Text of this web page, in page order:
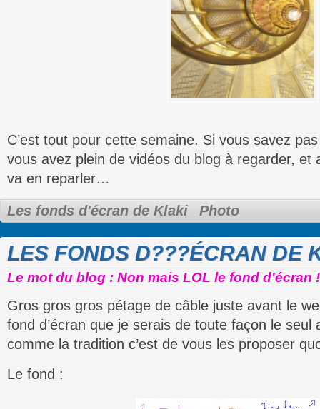
C’est tout pour cette semaine. Si vous savez
vous avez plein de vidéos du blog à regarder, et
va en reparler…
Les fonds d'écran de Klaki Photo
LES FONDS D???ÉCRAN DE
Le mot du blog : Non mais LOL le fond d'écran
Gros gros gros pétage de câble juste avant le
fond d’écran que je serais de toute façon le seul
comme la tradition c’est de vous les proposer
Le fond :